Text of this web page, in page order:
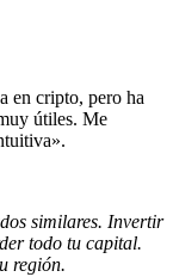
en cripto, pero ha
útiles. Me
similares. Invertir
todo tu capital.
región.